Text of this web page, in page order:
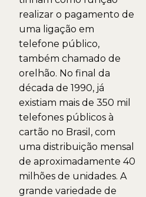
realizar o pagamento de
uma ligação em
telefone público,
também chamado de
orelhão. No final da
década de 1990, já
existiam mais de 350 mil
telefones públicos à
cartão no Brasil, com
uma distribuição mensal
de aproximadamente 40
milhões de unidades. A
grande variedade de